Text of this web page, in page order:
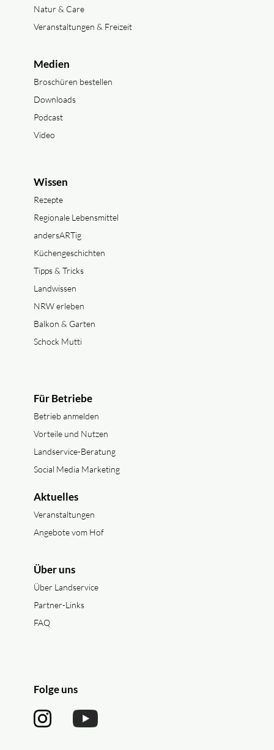
Natur & Care
Veranstaltungen & Freizeit
Medien
Broschüren bestellen
Downloads
Podcast
Video
Wissen
Rezepte
Regionale Lebensmittel
andersARTig
Küchengeschichten
Tipps & Tricks
Landwissen
NRW erleben
Balkon & Garten
Schock Mutti
Für Betriebe
Betrieb anmelden
Vorteile und Nutzen
Landservice-Beratung
Social Media Marketing
Aktuelles
Veranstaltungen
Angebote vom Hof
Über uns
Über Landservice
Partner-Links
FAQ
Folge uns